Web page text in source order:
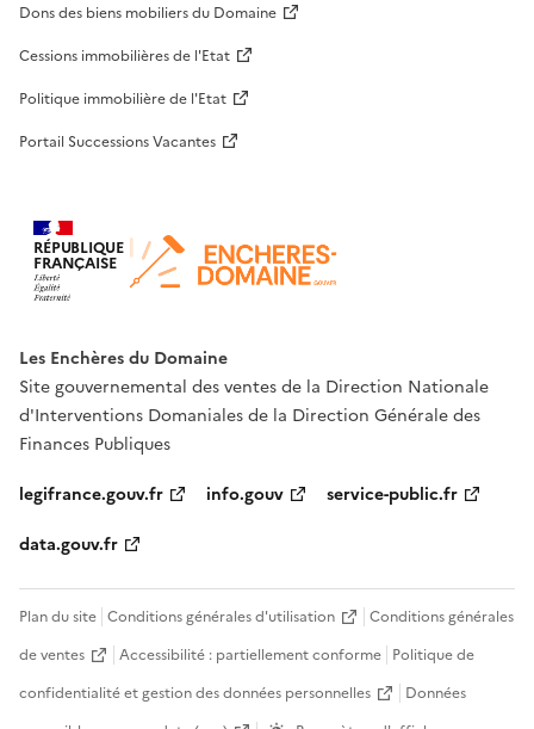
Dons des biens mobiliers du Domaine
Cessions immobilières de l'Etat
Politique immobilière de l'Etat
Portail Successions Vacantes
RÉPUBLIQUE
FRANÇAISE
Les Enchères du Domaine
Site gouvernemental des ventes de la Direction Nationale
d'Interventions Domaniales de la Direction Générale des
Finances Publiques
legifrance.gouv.fr
info.gouv
service-public.fr
data.gouv.fr
Plan du site Conditions générales d'utilisation
Conditions générales
de ventes
Accessibilité : partiellement conforme Politique de
confidentialité et gestion des données personnelles
Données